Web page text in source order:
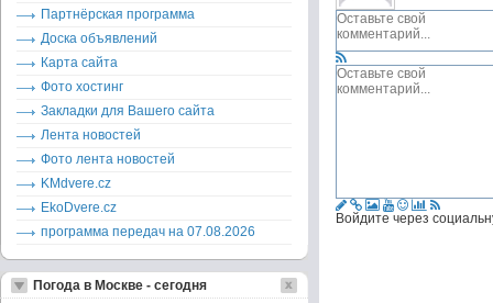
Войдите через
Партнёрская программа
Доска объявлений
Карта сайта
Фото хостинг
Закладки для Вашего сайта
Лента новостей
Фото лента новостей
KMdvere.cz
EkoDvere.cz
программа передач на 07.08.2026
Погода в Москве - сегодня